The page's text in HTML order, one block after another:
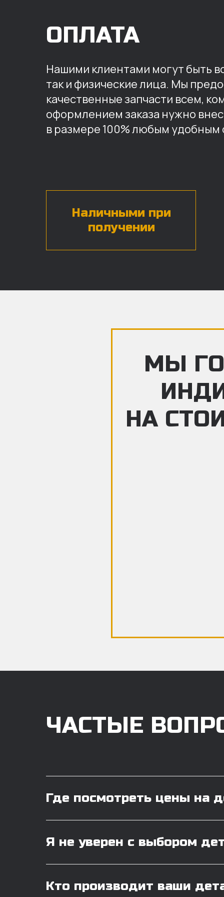
Наличными при
получении
ОПЛАТА
Нашими клиентами могут быть
так и физические лица. Мы
качественные запчасти всем,
оформлением заказа нужно
в размере 100% любым удобным
МЫ
НА
ЧАСТЫЕ
Где посмотреть цены на
Я не уверен с выбором
Кто производит ваши